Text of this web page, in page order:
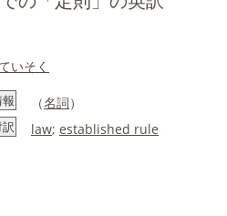
ていそく
（名詞）
law; established rule